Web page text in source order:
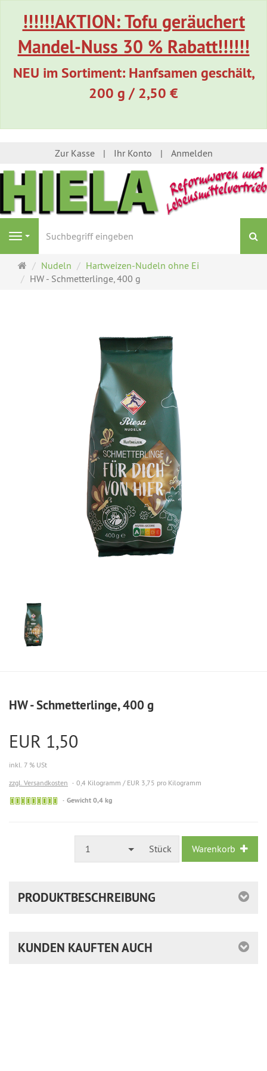
!!!!!!AKTION: Tofu geräuchert
Mandel-Nuss 30 % Rabatt!!!!!!
NEU im Sortiment: Hanfsamen geschält,
200 g / 2,50 €
Zur Kasse Ihr Konto Anmelden
Navigation
Startseite
Nudeln
Hartweizen-Nudeln ohne Ei
HW - Schmetterlinge, 400 g
HW - Schmetterlinge, 400 g
EUR 1,50
inkl. 7 % USt
zzgl. Versandkosten
0,4 Kilogramm / EUR 3,75 pro Kilogramm
Gewicht 0,4 kg
1 Stück Warenkorb
PRODUKTBESCHREIBUNG
KUNDEN KAUFTEN AUCH